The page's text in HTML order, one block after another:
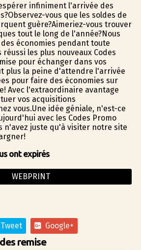
infiniment l'arrivée des
vous que les soldes de
guère?Aimeriez-vous trouver
tout le long de l'année?Nous
économies pendant toute
les plus nouveaux Codes
pour échanger dans vos
plus la peine d'attendre l'arrivée
pour faire des économies sur
Avec l'extraordinaire avantage
vos acquisitions
vous.Une idée géniale, n'est-ce
avec les Codes Promo
n'avez juste qu'à visiter notre site
ont expirés
WEBPRINT
Tweet Google+
remise